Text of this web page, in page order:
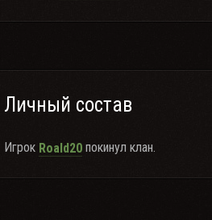
Личный состав
Игрок Roald20 покинул клан.